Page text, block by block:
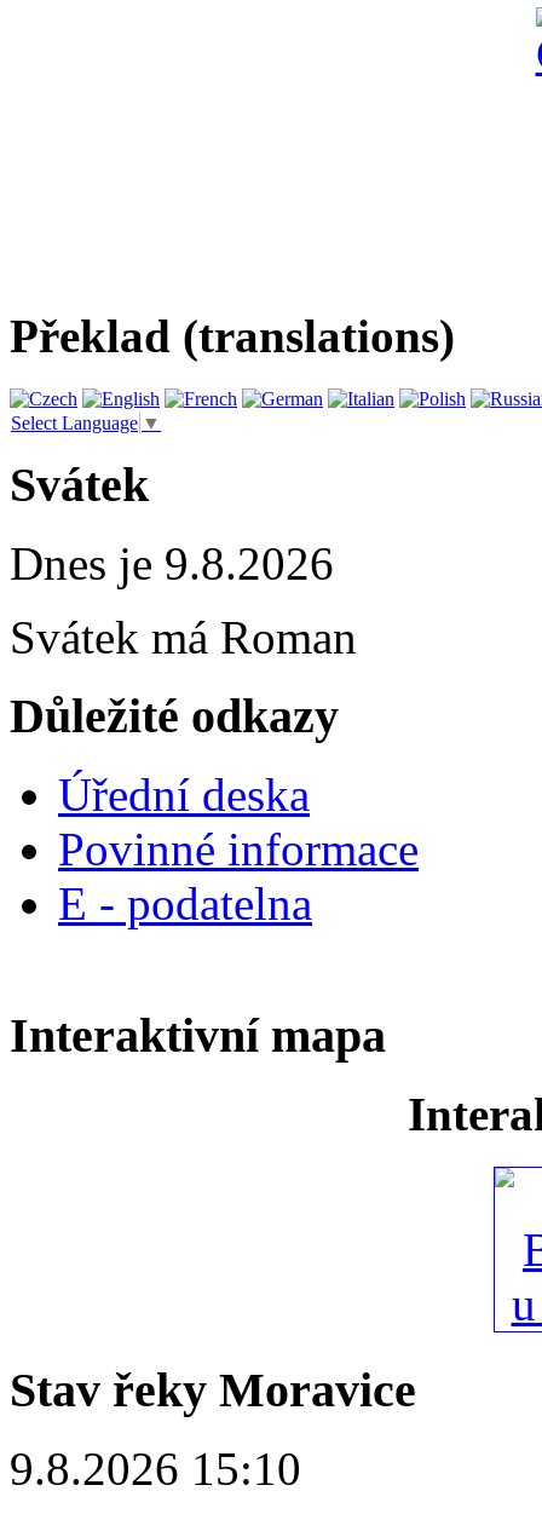
Překlad (translations)
Select Language ▼
Svátek
Dnes je 9.8.2026
Svátek má Roman
Důležité odkazy
Úřední deska
Povinné informace
E - podatelna
Interaktivní mapa
Stav řeky Moravice
9.8.2026 15:10